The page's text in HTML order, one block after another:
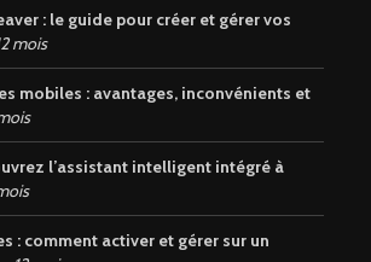
: le guide pour créer et gérer vos
mois
mobiles : avantages, inconvénients et
l’assistant intelligent intégré à
: comment activer et gérer sur un